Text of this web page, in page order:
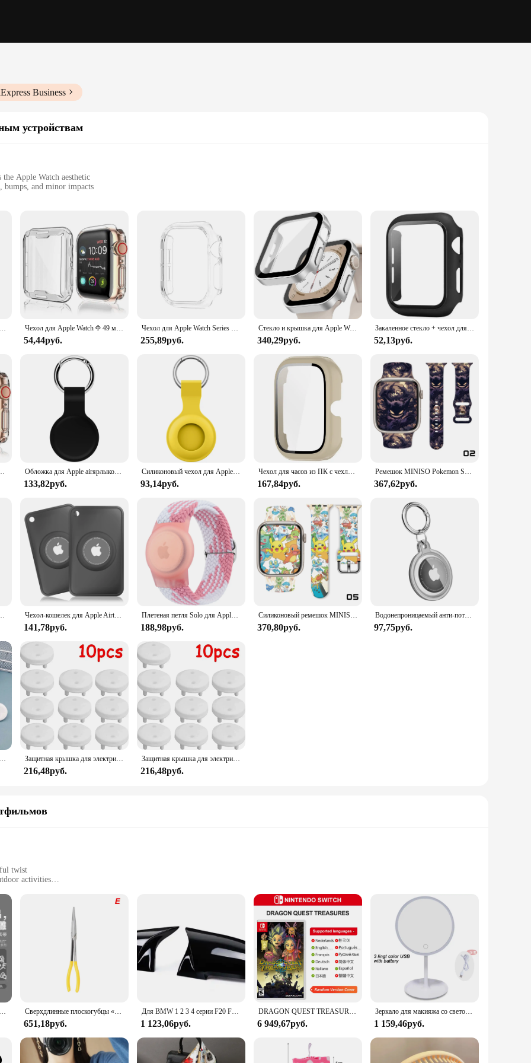
Business
устройствам
Apple Watch aesthetic
bumps, and minor impacts
who value both style and protection for their Apple Watch. Crafted from high-grade polycarbonate, this case offers a robust shield
Whether you're navigating through a crowded street or engaging in a rigorous workout, the LϟK case ensures that your Apple Watch
design that aligns perfectly with the aesthetic of your Apple Watch. The case's snug fit allows for easy access to all buttons and
The included screen protector further enhances the case's protective capabilities, safeguarding your device's display from scratches
convenience. The case is lightweight and unobtrusive, ensuring that your Apple Watch remains comfortable to wear throughout the
this case is the ideal companion for your Apple Watch. Its versatility makes it suitable for a variety of scenarios, from casual outings to
and stylish at all times.
Стекло + фотоэлемент для Apple Watch Ultra 49 мм, корпуса для умных часов, бампер для ПК + защита экрана, закаленное покрытие, аксессуары для iwatch Ultra2 9 8 7 Чехол для Apple Watch Φ 49 мм 44 мм 40 мм 45 мм 41 мм 42 мм 38 мм, защита экрана, силиконовый бампер, apple watch series ultra 9 8 7 se
54,44руб.
Чехол для Apple Watch Series 10 42 мм 46 мм, жесткая Защитная пленка для IWatch S10 Series 10, ударопрочный бампер, защитный чехол
255,89руб.
Стекло и крышка для Apple Watch Ultra 2, 49 мм, фотоэлемент 45 мм, 41 мм, 44 мм, 40 мм, закаленное защитное стекло для экрана iWatch серии 7, 8, 9, SE, 6
340,29руб.
Закаленное стекло + чехол для Apple Watch Series 9 8 7 41 мм 45 мм Correas Pc Бампер Защитная крышка для экрана Watch 6 5 4 Se 44 мм 40 мм
52,13руб.
бампер из ТПУ чехол для Iwatch Серия 6 5 4 se 44 мм 40 мм 42 мм 38 мм Обложка для Apple airярлыков чехол жидкий силиконовый защитный чехол Аксессуары для трекера с защитой от царапин брелок для ключей
133,82руб.
Силиконовый чехол для Apple Airtags, защитный чехол, аксессуары для трекера, брелок с защитой от царапин, чехол для Apple Air tag
93,14руб.
Чехол для часов из ПК с чехлом-бампером из закаленного стекла, пылезащитная пленка для экрана часов, защита от царапин для Honor Choice Haylou Watch
167,84руб.
Ремешок MINISO Pokemon Series 2 с принтом для Apple Watch 10 9 8 7, силиконовый ремешок, сменный браслет для iWatch 46 мм 44 мм 42 мм 40 мм
367,62руб.
трекер чехол с кольцом для ключей для Apple airтеги Чехол-кошелек для Apple Airtag, тонкий размер карты, защитный чехол для держателя Air tag, кошелек, GPS-трекер, чехол для Airtag, держатели локатора
141,78руб.
Плетеная петля Solo для Apple AirTags, детский браслет с защитой от царапин, аксессуары для Airtag, держатель GPS-трекера, браслет для часов
188,98руб.
Силиконовый ремешок MINISO Pikachu для Apple Watch 10 9 8 7 SE, спортивный сменный Браслет для iWatch 45 мм 44 мм 42 мм 41 мм
370,80руб.
Водонепроницаемый анти-потерянный брелок-держатель, прозрачный чехол из ТПУ для Apple Airtag, собака, кошка, ошейник для домашних животных, трекер для ключей, защитный полный чехол
97,75руб.
10 шт. чехлы для розеток, защита для детей, защита от поражения электрическим током, белые вилки с электрическим током, защитная крышка Защитная крышка для электрической розетки, Белый защитный чехол для ухода за ребенком, с защитой от поражения электрическим током
216,48руб.
Защитная крышка для электрической розетки, Белый защитный чехол для ухода за ребенком, с защитой от поражения электрическим током
216,48руб.
twist
activities
of personality and style. Crafted from high-quality silicone, this case offers unparalleled protection for your Apple Watch against
that your device remains safe and secure, while the vibrant and playful design brings a touch of whimsy to your daily routine.
at work, out for a run, or enjoying a casual day out. Its lightweight and flexible nature make it a perfect fit for various Apple Watch
LϟK Apple Watch Case is not just about protection; it's also about making a statement. Its unique design, inspired by beloved animated
LϟK Apple Watch Case is the perfect choice. It's not just a case; it's a collection of animated character figurines that add a playful
a friend, family member, or even a vendor or supplier, this case is a versatile and delightful gift that's sure to be appreciated.
Ремешок для Apple Watch Band 45 мм 44 мм 42 мм 41 мм 38 мм 49 мм 40 мм, силиконовый браслет с гравировкой для Iwatch 8 Ultra 7 Se Сверхдлинные плоскогубцы «сделай сам», прямой строительный механизм, ручные инструменты для снятия, гаечные ключи, зажимы, набор для ухода за автомобилем, автомобильные аксессуары
651,18руб.
Для BMW 1 2 3 4 серии F20 F30 F31 F32 F36 2012 - UP 320i 328i 330d 335i M3 M4 Сменный стиль крышки зеркала из углеродного волокна
1 123,06руб.
DRAGON QUEST TREASURES Nintendo Switch игры 100% оригинальная карточка для физических игр, ролевой экшн-жанр для Switch OLED Lite
6 949,67руб.
Зеркало для макияжа со светодиодной подсветкой, 3 режима
1 159,46руб.